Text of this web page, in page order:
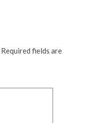
Required fields are